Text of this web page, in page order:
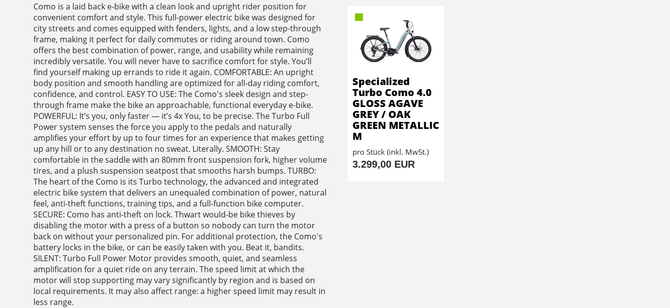
Como is a laid back e-bike with a clean look and upright rider position for
convenient comfort and style. This full-power electric bike was designed for
city streets and comes equipped with fenders, lights, and a low step-through
frame, making it perfect for daily commutes or riding around town. Como
offers the best combination of power, range, and usability while remaining
incredibly versatile. You will never have to sacrifice comfort for style. You’ll
find yourself making up errands to ride it again. COMFORTABLE: An upright
body position and smooth handling are optimized for all-day riding comfort,
confidence, and control. EASY TO USE: The Como's sleek design and step-
through frame make the bike an approachable, functional everyday e-bike.
POWERFUL: It’s you, only faster — it’s 4x You, to be precise. The Turbo Full
Power system senses the force you apply to the pedals and naturally
amplifies your effort by up to four times for an experience that makes getting
up any hill or to any destination no sweat. Literally. SMOOTH: Stay
comfortable in the saddle with an 80mm front suspension fork, higher volume
tires, and a plush suspension seatpost that smooths harsh bumps. TURBO:
The heart of the Como is its Turbo technology, the advanced and integrated
electric bike system that delivers an unequaled combination of power, natural
feel, anti-theft functions, training tips, and a full-function bike computer.
SECURE: Como has anti-theft on lock. Thwart would-be bike thieves by
disabling the motor with a press of a button so nobody can turn the motor
back on without your personalized pin. For additional protection, the Como's
battery locks in the bike, or can be easily taken with you. Beat it, bandits.
SILENT: Turbo Full Power Motor provides smooth, quiet, and seamless
amplification for a quiet ride on any terrain. The speed limit at which the
motor will stop supporting may vary significantly by region and is based on
local requirements. It may also affect range: a higher speed limit may result in
less range.
Specialized
Turbo Como 4.0
GLOSS AGAVE
GREY / OAK
GREEN METALLIC
M
pro Stück (inkl. MwSt.)
3.299,00 EUR